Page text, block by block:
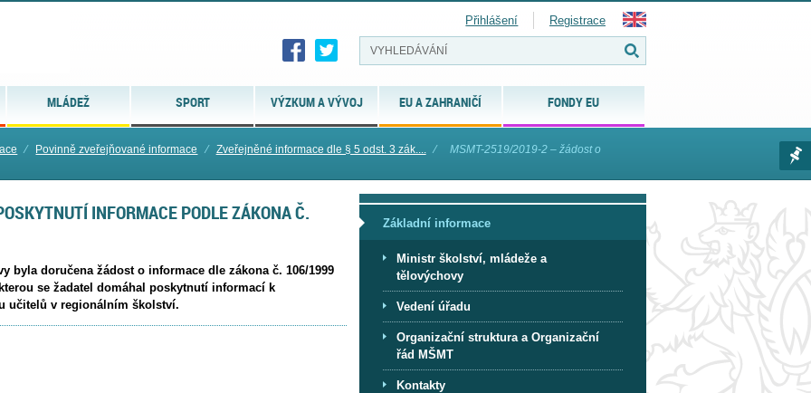
MLÁDEŽ SPORT VÝZKUM A VÝVOJ EU A ZAHRANIČÍ FONDY EU
Přihlášení Registrace
⁄ Povinně zveřejňované informace ⁄ Zveřejněné informace dle § 5 odst. 3 zák.... ⁄ MSMT-2519/2019-2 – žádost o
INFORMACE PODLE ZÁKONA Č.
byla doručena žádost o informace dle zákona č. 106/1999
se žadatel domáhal poskytnutí informací k
učitelů v regionálním školství.
Základní informace
Ministr školství, mládeže a
tělovýchovy
Vedení úřadu
Organizační struktura a Organizační
řád MŠMT
Kontakty